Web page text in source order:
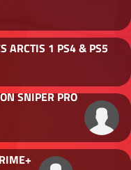
ARCTIS 1 PS4 & PS5
SNIPER PRO